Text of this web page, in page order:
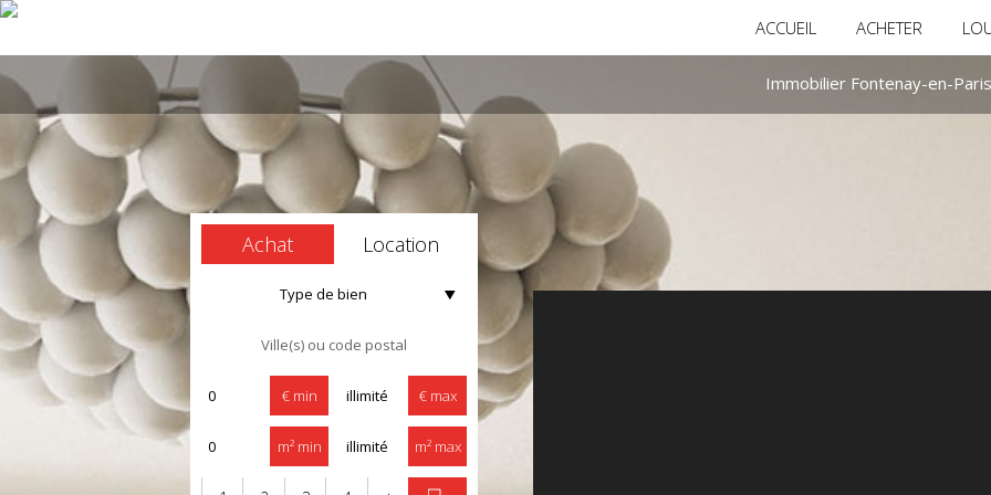
ACCUEIL ACHETER
Immobilier Fontenay-en-
Achat Location
Type de bien
€ min € max
m² min m² max